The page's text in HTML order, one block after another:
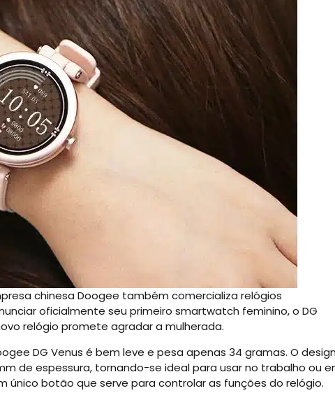
chinesa Doogee também comercializa relógios
oficialmente seu primeiro smartwatch feminino, o DG
relógio promete agradar a mulherada.
DG Venus é bem leve e pesa apenas 34 gramas. O design
de espessura, tornando-se ideal para usar no trabalho ou
único botão que serve para controlar as funções do relógio.